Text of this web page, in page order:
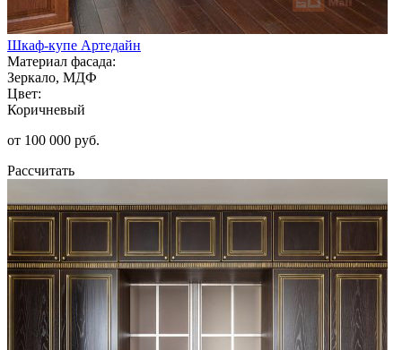
Шкаф-купе Артедайн
Материал фасада:
Зеркало, МДФ
Цвет:
Коричневый
от 100 000 руб.
Рассчитать